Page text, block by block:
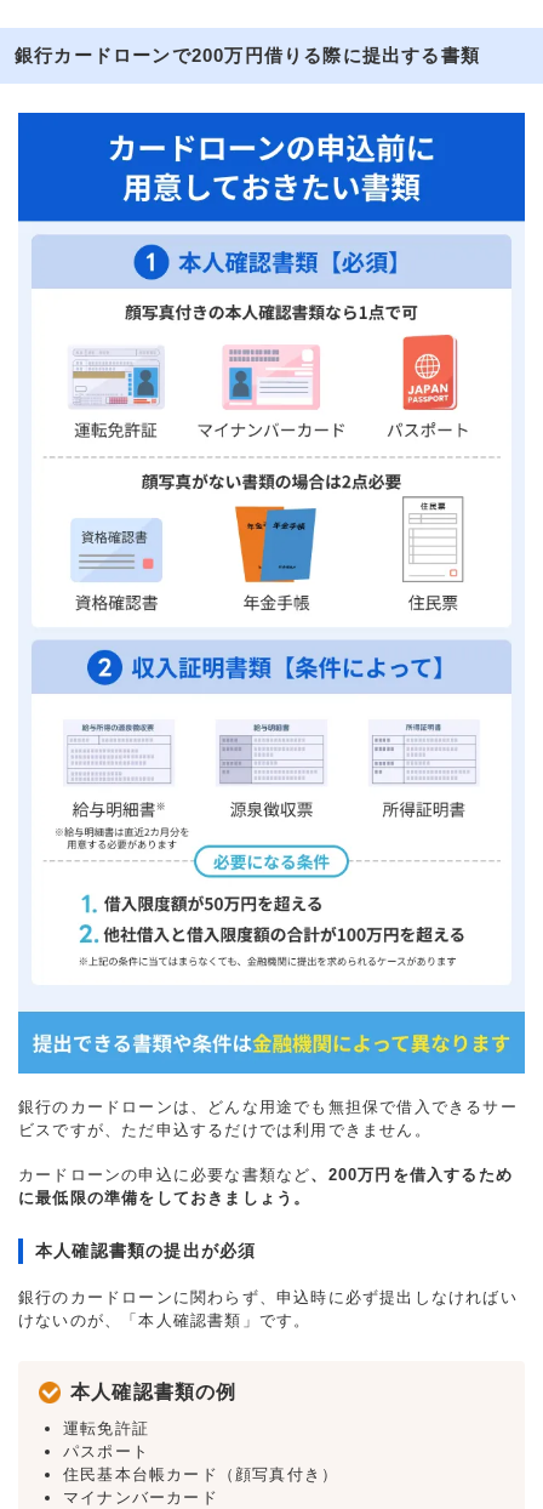
銀行カードローンで200万円借りる際に提出する書類
銀行のカードローンは、どんな用途でも無担保で借入できるサー
ビスですが、ただ申込するだけでは利用できません。
カードローンの申込に必要な書類など、200万円を借入するため
に最低限の準備をしておきましょう。
本人確認書類の提出が必須
銀行のカードローンに関わらず、申込時に必ず提出しなければい
けないのが、「本人確認書類」です。
本人確認書類の例
運転免許証
パスポート
住民基本台帳カード（顔写真付き）
マイナンバーカード